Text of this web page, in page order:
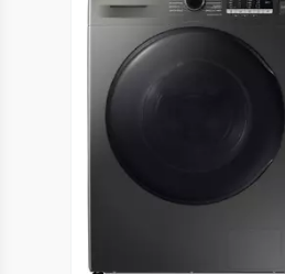
Vista Previa